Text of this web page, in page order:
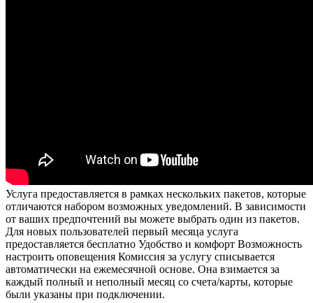
Услуга предоставляется в рамках нескольких пакетов, которые
отличаются набором возможных уведомлений. В зависимости
от ваших предпочтений вы можете выбрать один из пакетов.
Для новых пользователей первый месяца услуга
предоставляется бесплатно Удобство и комфорт Возможность
настроить оповещения Комиссия за услугу списывается
автоматически на ежемесячной основе. Она взимается за
каждый полный и неполный месяц со счета/карты, которые
были указаны при подключении.